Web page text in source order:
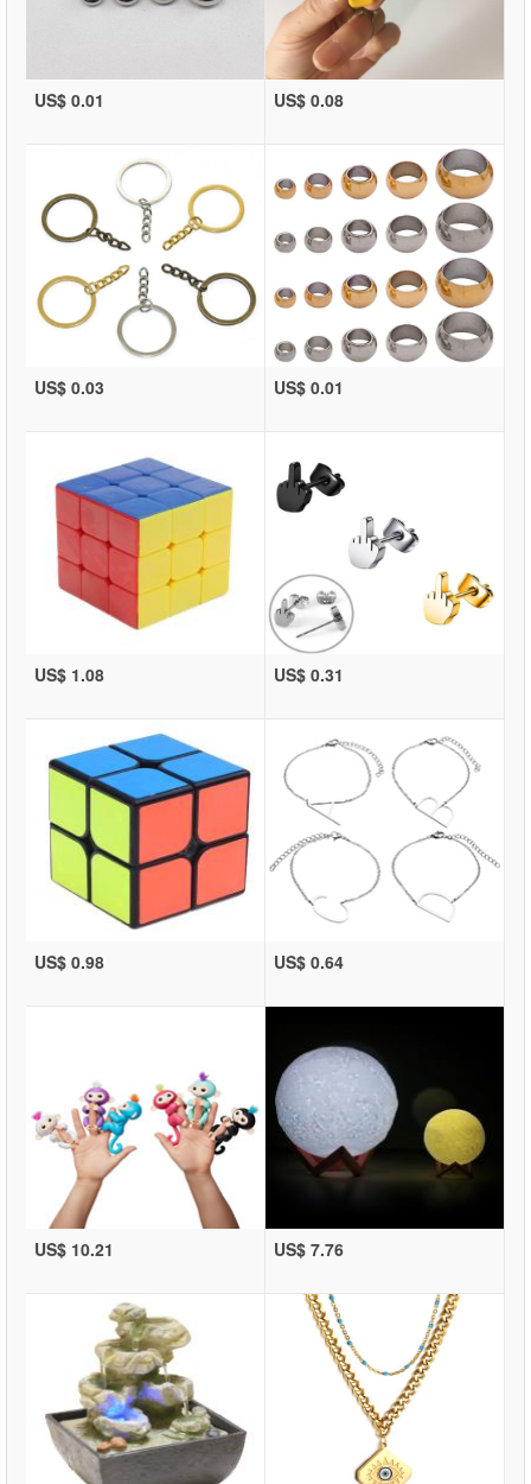
US$ 0.01 US$ 0.08
US$ 0.03 US$ 0.01
US$ 1.08 US$ 0.31
US$ 0.98 US$ 0.64
US$ 10.21 US$ 7.76